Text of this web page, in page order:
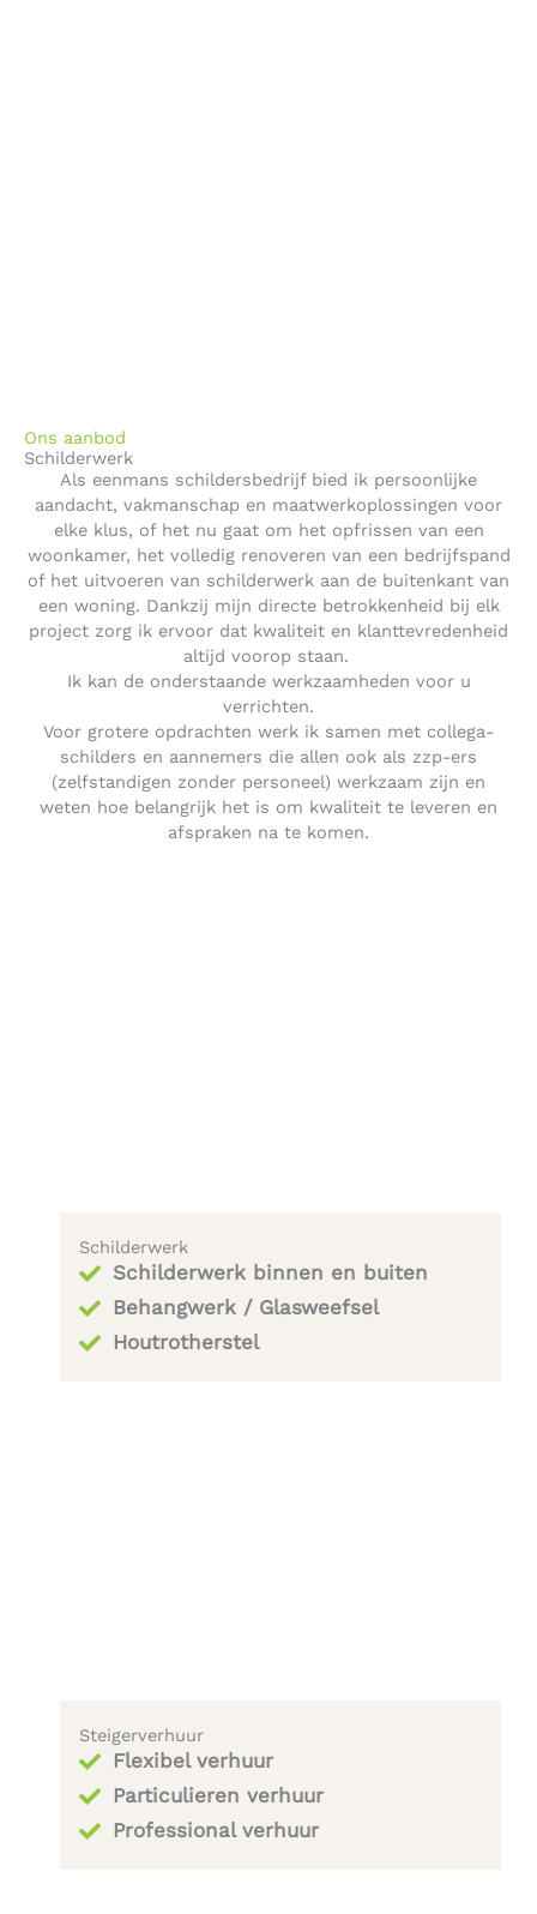
Ons aanbod
Schilderwerk
Als eenmans schildersbedrijf bied ik persoonlijke
aandacht, vakmanschap en maatwerkoplossingen voor
elke klus, of het nu gaat om het opfrissen van een
woonkamer, het volledig renoveren van een bedrijfspand
of het uitvoeren van schilderwerk aan de buitenkant van
een woning. Dankzij mijn directe betrokkenheid bij elk
project zorg ik ervoor dat kwaliteit en klanttevredenheid
altijd voorop staan.
Ik kan de onderstaande werkzaamheden voor u
verrichten.
Voor grotere opdrachten werk ik samen met collega-
schilders en aannemers die allen ook als zzp-ers
(zelfstandigen zonder personeel) werkzaam zijn en
weten hoe belangrijk het is om kwaliteit te leveren en
afspraken na te komen.
Schilderwerk
Schilderwerk binnen en buiten
Behangwerk / Glasweefsel
Houtrotherstel​
Steigerverhuur
Flexibel verhuur
Particulieren verhuur
Professional verhuur